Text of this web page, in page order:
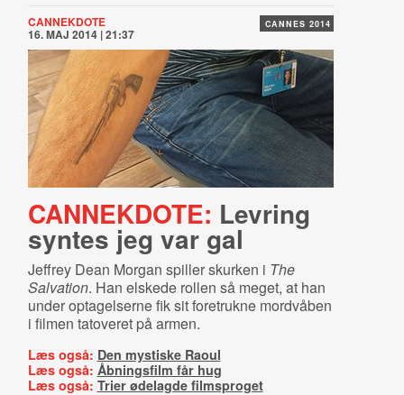
CANNES 2014
CANNEKDOTE
16. MAJ 2014 | 21:37
CANNEKDOTE: Levring
syntes jeg var gal
Jeffrey Dean Morgan spiller skurken i The
Salvation. Han elskede rollen så meget, at han
under optagelserne fik sit foretrukne mordvåben
i filmen tatoveret på armen.
Læs også: Den mystiske Raoul
Læs også: Åbningsfilm får hug
Læs også: Trier ødelagde filmsproget